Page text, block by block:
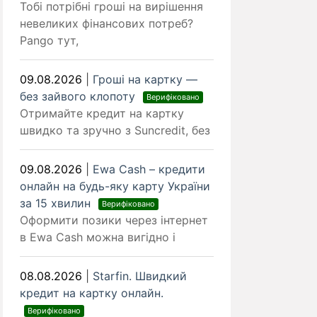
Тобі потрібні гроші на вирішення
невеликих фінансових потреб?
Pango тут,
09.08.2026
Гроші на картку —
без зайвого клопоту
Верифіковано
Отримайте кредит на картку
швидко та зручно з Suncredit, без
09.08.2026
Ewa Cash – кредити
онлайн на будь-яку карту України
за 15 хвилин
Верифіковано
Оформити позики через інтернет
в Ewa Cash можна вигідно і
08.08.2026
Starfin. Швидкий
кредит на картку онлайн.
Верифіковано